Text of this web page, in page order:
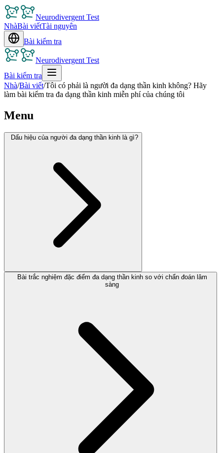
Neurodivergent Test
NhàBài viếtTài nguyên
Bài kiểm tra
Neurodivergent Test
Bài kiểm tra
Nhà/Bài viết/Tôi có phải là người đa dạng thần kinh không? Hãy
làm bài kiểm tra đa dạng thần kinh miễn phí của chúng tôi
Menu
Dấu hiệu của người đa dạng thần kinh là gì?
Bài trắc nghiệm đặc điểm đa dạng thần kinh so với chẩn đoán lâm
sàng